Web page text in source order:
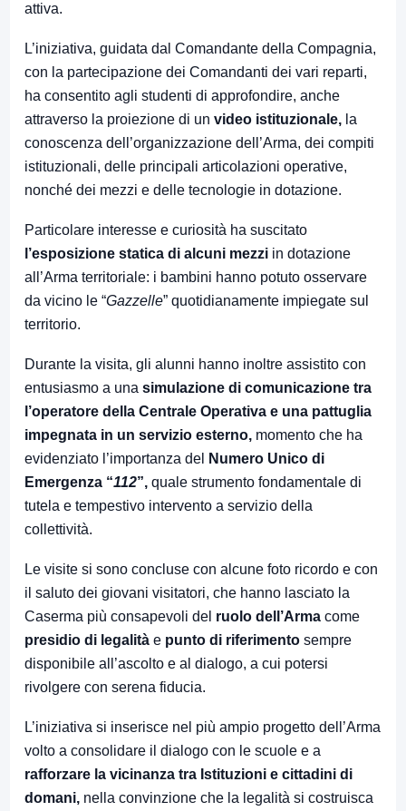
attiva.
L’iniziativa, guidata dal Comandante della Compagnia,
con la partecipazione dei Comandanti dei vari reparti,
ha consentito agli studenti di approfondire, anche
attraverso la proiezione di un video istituzionale, la
conoscenza dell’organizzazione dell’Arma, dei compiti
istituzionali, delle principali articolazioni operative,
nonché dei mezzi e delle tecnologie in dotazione.
Particolare interesse e curiosità ha suscitato
l’esposizione statica di alcuni mezzi in dotazione
all’Arma territoriale: i bambini hanno potuto osservare
da vicino le “Gazzelle” quotidianamente impiegate sul
territorio.
Durante la visita, gli alunni hanno inoltre assistito con
entusiasmo a una simulazione di comunicazione tra
l’operatore della Centrale Operativa e una pattuglia
impegnata in un servizio esterno, momento che ha
evidenziato l’importanza del
Numero Unico di
Emergenza “112”, quale strumento fondamentale di
tutela e tempestivo intervento a servizio della
collettività.
Le visite si sono concluse con alcune foto ricordo e con
il saluto dei giovani visitatori, che hanno lasciato la
Caserma più consapevoli del ruolo dell’Arma come
presidio di legalità e punto di riferimento sempre
disponibile all’ascolto e al dialogo, a cui potersi
rivolgere con serena fiducia.
L’iniziativa si inserisce nel più ampio progetto dell’Arma
volto a consolidare il dialogo con le scuole e a
rafforzare la vicinanza tra Istituzioni e cittadini di
domani, nella convinzione che la legalità si costruisca